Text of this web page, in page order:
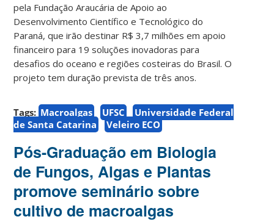
pela Fundação Araucária de Apoio ao
Desenvolvimento Científico e Tecnológico do
Paraná, que irão destinar R$ 3,7 milhões em apoio
financeiro para 19 soluções inovadoras para
desafios do oceano e regiões costeiras do Brasil. O
projeto tem duração prevista de três anos.
Tags: Macroalgas UFSC
Universidade Federal
de Santa Catarina
Veleiro ECO
Pós-Graduação em Biologia
de Fungos, Algas e Plantas
promove seminário sobre
cultivo de macroalgas